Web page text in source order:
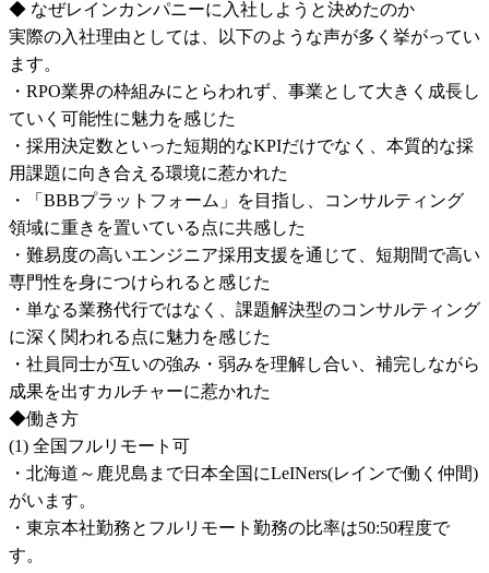
◆ なぜレインカンパニーに入社しようと決めたのか
実際の入社理由としては、以下のような声が多く挙がってい
ます。
・RPO業界の枠組みにとらわれず、事業として大きく成長し
ていく可能性に魅力を感じた
・採用決定数といった短期的なKPIだけでなく、本質的な採
用課題に向き合える環境に惹かれた
・「BBBプラットフォーム」を目指し、コンサルティング
領域に重きを置いている点に共感した
・難易度の高いエンジニア採用支援を通じて、短期間で高い
専門性を身につけられると感じた
・単なる業務代行ではなく、課題解決型のコンサルティング
に深く関われる点に魅力を感じた
・社員同士が互いの強み・弱みを理解し合い、補完しながら
成果を出すカルチャーに惹かれた
◆働き方
(1) 全国フルリモート可
・北海道～鹿児島まで日本全国にLeINers(レインで働く仲間)
がいます。
・東京本社勤務とフルリモート勤務の比率は50:50程度で
す。